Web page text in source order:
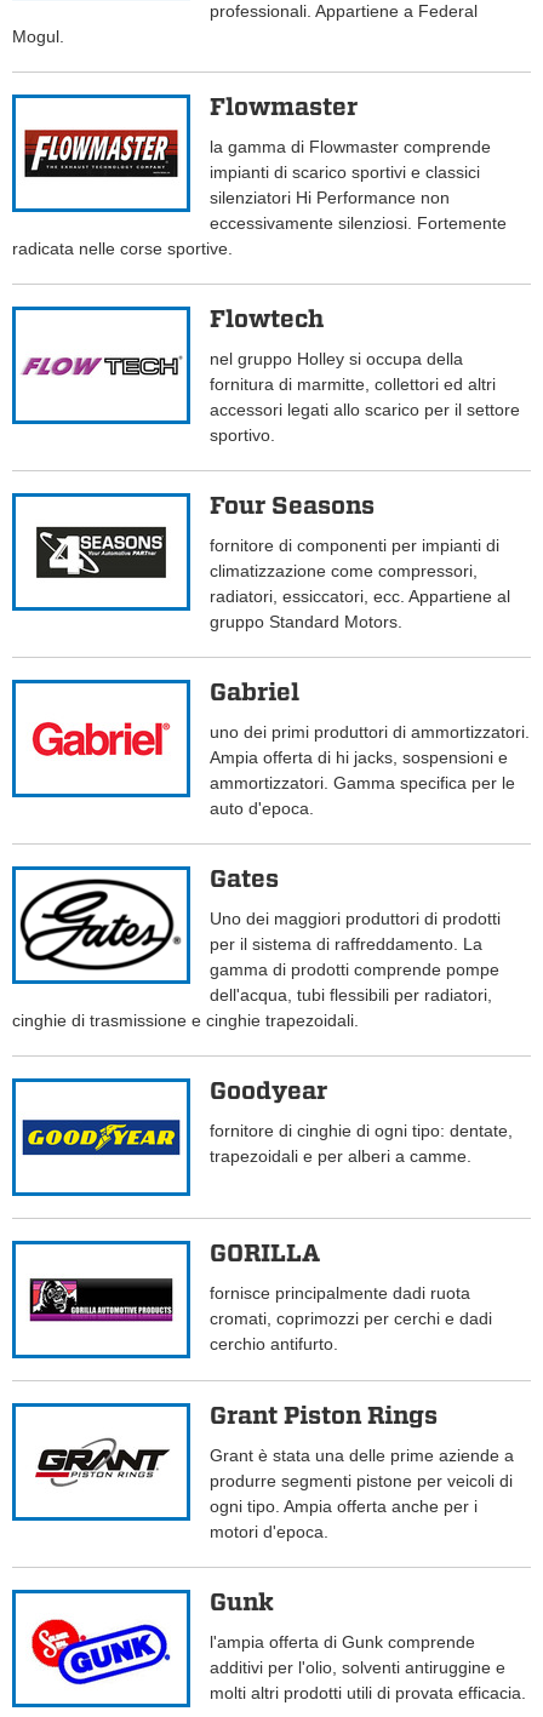
professionali. Appartiene a Federal
Mogul.
Flowmaster
la gamma di Flowmaster comprende
impianti di scarico sportivi e classici
silenziatori Hi Performance non
eccessivamente silenziosi. Fortemente
radicata nelle corse sportive.
Flowtech
nel gruppo Holley si occupa della
fornitura di marmitte, collettori ed altri
accessori legati allo scarico per il settore
sportivo.
Four Seasons
fornitore di componenti per impianti di
climatizzazione come compressori,
radiatori, essiccatori, ecc. Appartiene al
gruppo Standard Motors.
Gabriel
uno dei primi produttori di ammortizzatori.
Ampia offerta di hi jacks, sospensioni e
ammortizzatori. Gamma specifica per le
auto d'epoca.
Gates
Uno dei maggiori produttori di prodotti
per il sistema di raffreddamento. La
gamma di prodotti comprende pompe
dell'acqua, tubi flessibili per radiatori,
cinghie di trasmissione e cinghie trapezoidali.
Goodyear
fornitore di cinghie di ogni tipo: dentate,
trapezoidali e per alberi a camme.
GORILLA
fornisce principalmente dadi ruota
cromati, coprimozzi per cerchi e dadi
cerchio antifurto.
Grant Piston Rings
Grant è stata una delle prime aziende a
produrre segmenti pistone per veicoli di
ogni tipo. Ampia offerta anche per i
motori d'epoca.
Gunk
l'ampia offerta di Gunk comprende
additivi per l'olio, solventi antiruggine e
molti altri prodotti utili di provata efficacia.